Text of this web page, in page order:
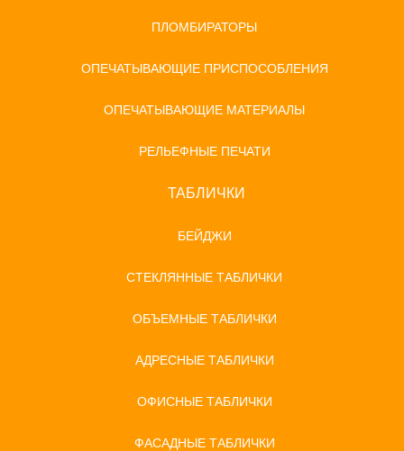
ПЛОМБИРАТОРЫ
ОПЕЧАТЫВАЮЩИЕ ПРИСПОСОБЛЕНИЯ
ОПЕЧАТЫВАЮЩИЕ МАТЕРИАЛЫ
РЕЛЬЕФНЫЕ ПЕЧАТИ
ТАБЛИЧКИ
БЕЙДЖИ
СТЕКЛЯННЫЕ ТАБЛИЧКИ
ОБЪЕМНЫЕ ТАБЛИЧКИ
АДРЕСНЫЕ ТАБЛИЧКИ
ОФИСНЫЕ ТАБЛИЧКИ
ФАСАДНЫЕ ТАБЛИЧКИ